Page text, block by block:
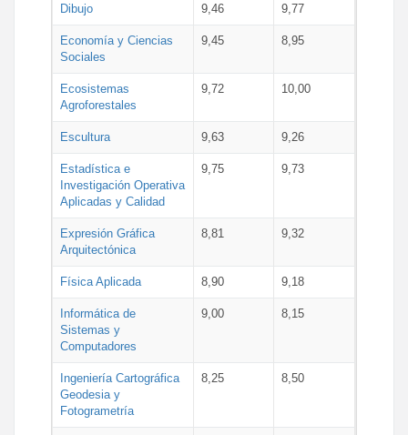
Dibujo 9,46 9,77
Economía y Ciencias
Sociales
9,45 8,95
Ecosistemas
Agroforestales
9,72 10,00
Escultura 9,63 9,26
Estadística e
Investigación Operativa
Aplicadas y Calidad
9,75 9,73
Expresión Gráfica
Arquitectónica
8,81 9,32
Física Aplicada 8,90 9,18
Informática de
Sistemas y
Computadores
9,00 8,15
Ingeniería Cartográfica
Geodesia y
Fotogrametría
8,25 8,50